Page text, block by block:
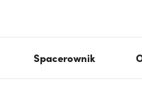
Spacerownik